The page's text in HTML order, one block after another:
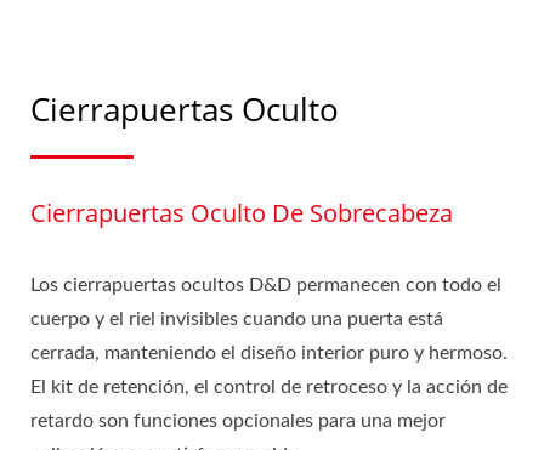
Cierrapuertas Oculto
Cierrapuertas Oculto De Sobrecabeza
Los cierrapuertas ocultos D&D permanecen con todo el
cuerpo y el riel invisibles cuando una puerta está
cerrada, manteniendo el diseño interior puro y hermoso.
El kit de retención, el control de retroceso y la acción de
retardo son funciones opcionales para una mejor